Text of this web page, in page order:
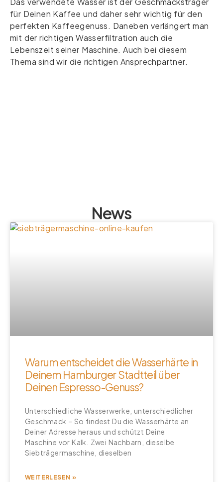
für Deinen Kaffee und daher sehr wichtig für den
perfekten Kaffeegenuss. Daneben verlängert man
mit der richtigen Wasserfiltration auch die
Lebenszeit seiner Maschine. Auch bei diesem
Thema sind wir die richtigen Ansprechpartner.
News
Warum entscheidet die Wasserhärte in
Deinem Hamburger Stadtteil über
Deinen Espresso-Genuss?
Unterschiedliche Wasserwerke, unterschiedlicher
Geschmack – So findest Du die Wasserhärte an
Deiner Adresse heraus und schützt Deine
Maschine vor Kalk. Zwei Nachbarn, dieselbe
Siebträgermaschine, dieselben
WEITERLESEN »